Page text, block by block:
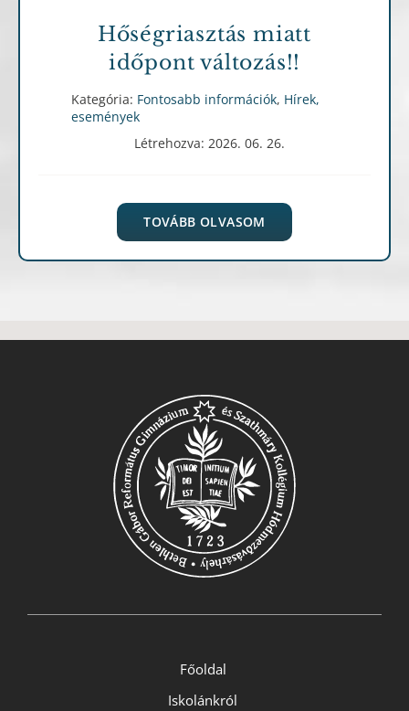
Hőségriasztás miatt
időpont változás!!
Kategória: Fontosabb információk, Hírek,
események
Létrehozva: 2026. 06. 26.
TOVÁBB OLVASOM
Főoldal
Iskolánkról